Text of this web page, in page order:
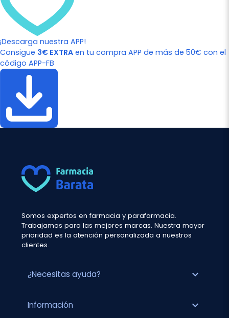
¡Descarga nuestra APP!
Consigue 3€ EXTRA en tu compra APP de más de 50€ con el
código APP-FB
Somos expertos en farmacia y parafarmacia.
Trabajamos para las mejores marcas. Nuestra mayor
prioridad es la atención personalizada a nuestros
clientes.
¿Necesitas ayuda? expand_more
Información expand_more